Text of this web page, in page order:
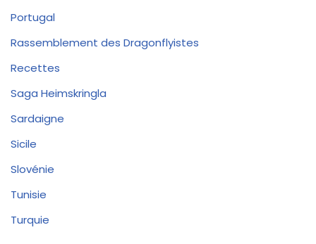
Portugal
Rassemblement des Dragonflyistes
Recettes
Saga Heimskringla
Sardaigne
Sicile
Slovénie
Tunisie
Turquie